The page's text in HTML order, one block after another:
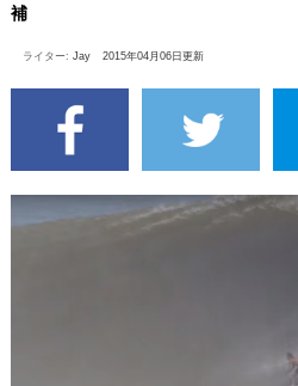
補
ライター: Jay 2015年04月06日更新